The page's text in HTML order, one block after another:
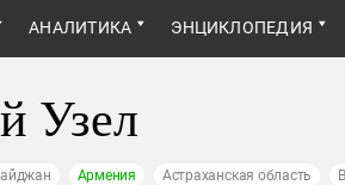
АНАЛИТИКА ЭНЦИКЛОПЕДИЯ
Узел
Армения Астраханская область